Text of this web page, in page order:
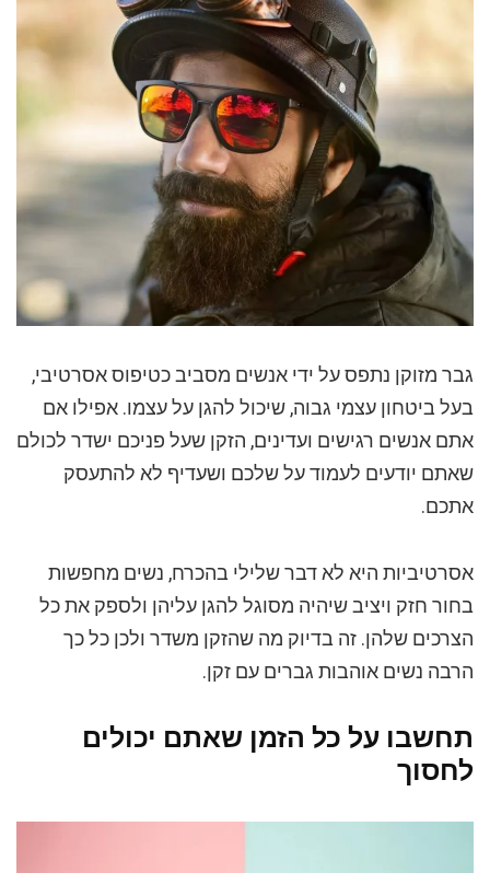
גבר מזוקן נתפס על ידי אנשים מסביב כטיפוס אסרטיבי,
בעל ביטחון עצמי גבוה, שיכול להגן על עצמו. אפילו אם
אתם אנשים רגישים ועדינים, הזקן שעל פניכם ישדר לכולם
שאתם יודעים לעמוד על שלכם ושעדיף לא להתעסק
אתכם.
אסרטיביות היא לא דבר שלילי בהכרח, נשים מחפשות
בחור חזק ויציב שיהיה מסוגל להגן עליהן ולספק את כל
הצרכים שלהן. זה בדיוק מה שהזקן משדר ולכן כל כך
הרבה נשים אוהבות גברים עם זקן.
תחשבו על כל הזמן שאתם יכולים
לחסוך